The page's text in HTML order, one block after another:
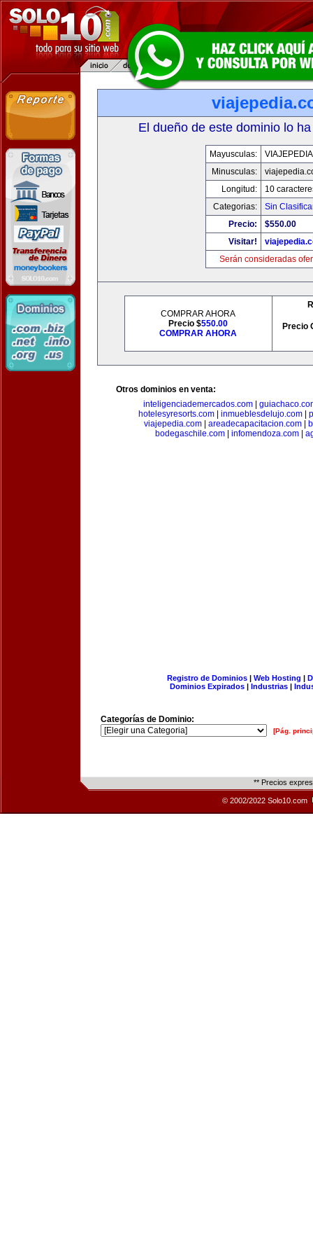
El dueño de este dominio lo
Mayusculas:
Minusculas:
Longitud:
10
Categorias:
Sin
Precio:
$550.00
Visitar!
Serán consideradas
COMPRAR AHORA
Precio $550.00
COMPRAR AHORA
Precio
Otros dominios en venta:
inteligenciademercados.com
hotelesyresorts.com
inmueblesdelujo.com
viajepedia.com| areadecapacitacion.com|
bodegaschile.com| infomendoza.com|
Registro de Dominios| Web Hosting |
Dominios Expirados | Industrias |
Categorías de Dominio:
[Pág.
** Precios
© 2002/2022 Solo10.com